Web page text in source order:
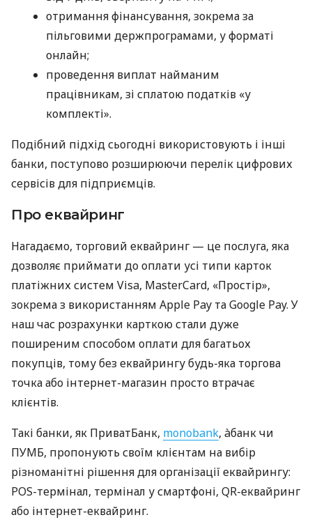
отримання фінансування, зокрема за
пільговими держпрограмами, у форматі
онлайн;
проведення виплат найманим
працівникам, зі сплатою податків «у
комплекті».
Подібний підхід сьогодні використовують і інші
банки, поступово розширюючи перелік цифрових
сервісів для підприємців.
Про еквайринг
Нагадаємо, торговий еквайринг — це послуга, яка
дозволяє приймати до оплати усі типи карток
платіжних систем Visa, MasterCard, «Простір»,
зокрема з використанням Apple Pay та Google Pay. У
наш час розрахунки карткою стали дуже
поширеним способом оплати для багатьох
покупців, тому без еквайрингу будь-яка торгова
точка або інтернет-магазин просто втрачає
клієнтів.
Такі банки, як ПриватБанк, monobank, àбанк чи
ПУМБ, пропонують своїм клієнтам на вибір
різноманітні рішення для організації еквайрингу:
POS-термінал, термінал у смартфоні, QR-еквайринг
або інтернет-еквайринг.